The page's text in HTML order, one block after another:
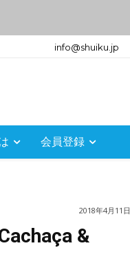
info@shuiku.jp
会員登録
2018年4月11日
&